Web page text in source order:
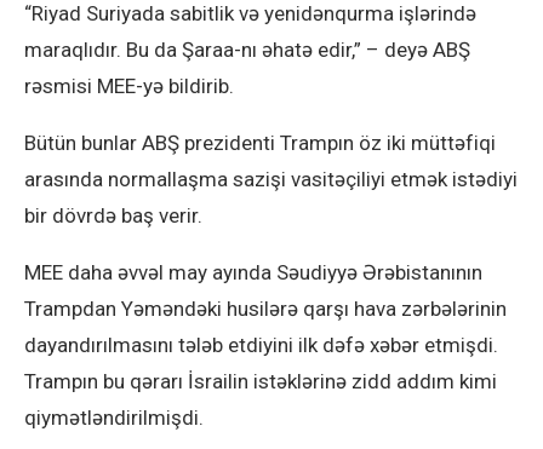
“Riyad Suriyada sabitlik və yenidənqurma işlərində
maraqlıdır. Bu da Şaraa-nı əhatə edir,” – deyə ABŞ
rəsmisi MEE-yə bildirib.
Bütün bunlar ABŞ prezidenti Trampın öz iki müttəfiqi
arasında normallaşma sazişi vasitəçiliyi etmək istədiyi
bir dövrdə baş verir.
MEE daha əvvəl may ayında Səudiyyə Ərəbistanının
Trampdan Yəməndəki husilərə qarşı hava zərbələrinin
dayandırılmasını tələb etdiyini ilk dəfə xəbər etmişdi.
Trampın bu qərarı İsrailin istəklərinə zidd addım kimi
qiymətləndirilmişdi.